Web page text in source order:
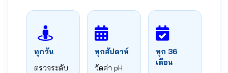
ทุกวัน
ตรวจระดับ
ทุกสัปดาห์
วัดค่า pH
ทุก 36
เดือน